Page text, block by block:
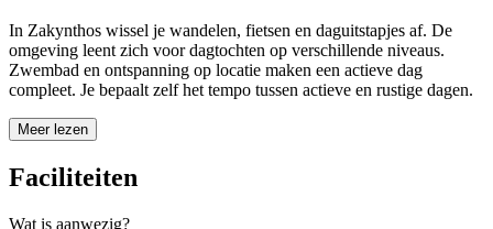
In Zakynthos wissel je wandelen, fietsen en daguitstapjes af. De
omgeving leent zich voor dagtochten op verschillende niveaus.
Zwembad en ontspanning op locatie maken een actieve dag
compleet. Je bepaalt zelf het tempo tussen actieve en rustige dagen.
Meer lezen
Faciliteiten
Wat is aanwezig?